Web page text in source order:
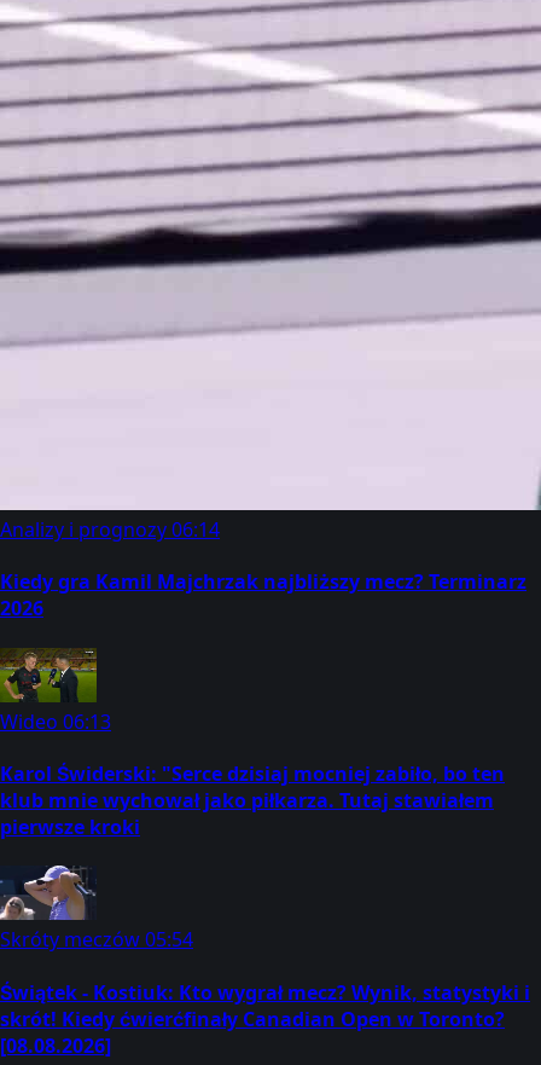
Analizy i prognozy06:14
Kiedy gra Kamil Majchrzak najbliższy mecz? Terminarz
2026
Wideo 06:13
Karol Świderski: "Serce dzisiaj mocniej zabiło, bo ten
klub mnie wychował jako piłkarza. Tutaj stawiałem
pierwsze kroki
Skróty meczów05:54
Świątek - Kostiuk: Kto wygrał mecz? Wynik, statystyki i
skrót! Kiedy ćwierćfinały Canadian Open w Toronto?
[08.08.2026]